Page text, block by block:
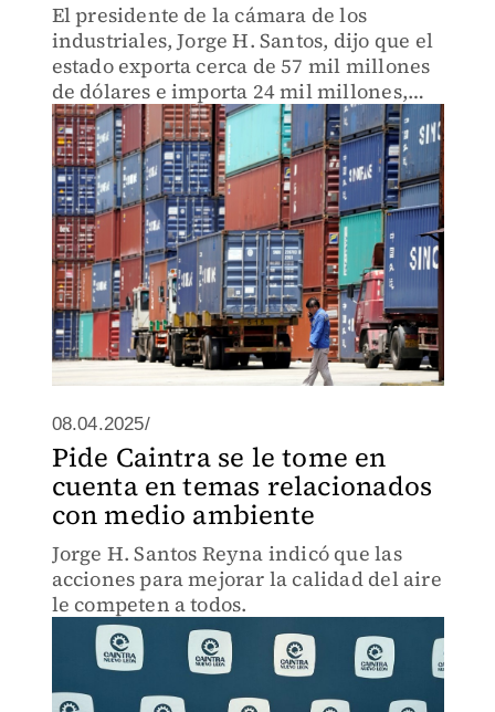
El presidente de la cámara de los
industriales, Jorge H. Santos, dijo que el
estado exporta cerca de 57 mil millones
de dólares e importa 24 mil millones,
fortaleciendo su economía.
08.04.2025/
Pide Caintra se le tome en
cuenta en temas relacionados
con medio ambiente
Jorge H. Santos Reyna indicó que las
acciones para mejorar la calidad del aire
le competen a todos.